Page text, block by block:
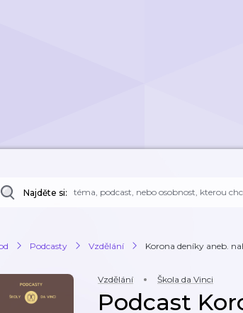
Najděte si:
Podcasty Vzdělání Korona deníky aneb.
Vzdělání Škola da Vinci
Podcast